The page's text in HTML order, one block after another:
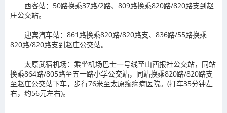
西客站：50路换乘37路/2路、809路换乘820路/820路支到赵
庄公交站。
迎宾汽车站：861路换乘820路/820路支、836路/55路换乘
820路/820路支到赵庄公交站。
太原武宿机场：乘坐机场巴士一号线至山西报社公交站，同站
换乘864路/805路至五一路小学公交站，同站换乘820路/820路支
至赵庄公交站下车，步行76米至太原癫痫病医院。(打车35分钟左
右，约56元左右)。